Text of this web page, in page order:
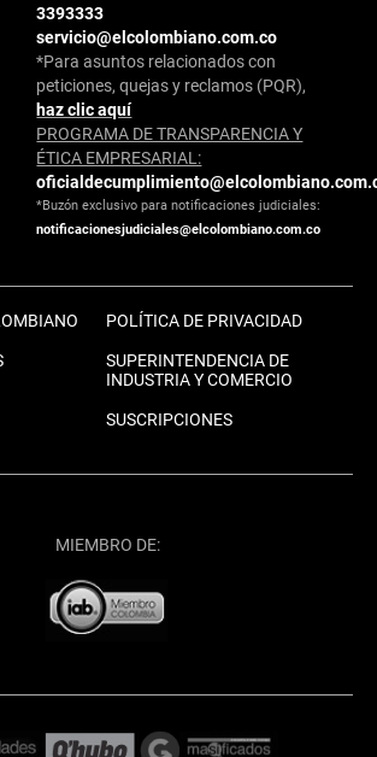
3393333
servicio@elcolombiano.com.co
*Para asuntos relacionados con
peticiones, quejas y reclamos (PQR),
haz clic aquí
PROGRAMA DE TRANSPARENCIA Y
ÉTICA EMPRESARIAL:
*Buzón exclusivo para notificaciones judiciales:
notificacionesjudiciales@elcolombiano.com.co
POLÍTICA DE PRIVACIDAD
SUPERINTENDENCIA DE
INDUSTRIA Y COMERCIO
SUSCRIPCIONES
MIEMBRO DE: